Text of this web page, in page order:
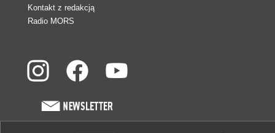
Kontakt z redakcją
Radio MORS